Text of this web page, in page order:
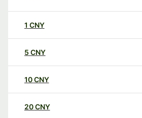
1 CNY
5 CNY
10CNY
20CNY